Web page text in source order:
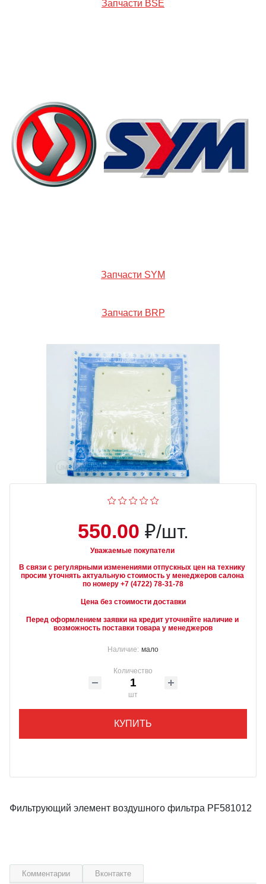
Запчасти BSE
Запчасти SYM
Запчасти BRP
550.00 ₽/шт.
Уважаемые покупатели
В связи с регулярными изменениями отпускных цен на технику
просим уточнять актуальную стоимость у менеджеров салона
Цена без стоимости доставки
Перед оформлением заявки на кредит уточняйте наличие и
возможность поставки товара у менеджеров
Наличие: мало
Количество
шт
КУПИТЬ
Фильтрующий элемент воздушного фильтра PF581012
Комментарии Вконтакте